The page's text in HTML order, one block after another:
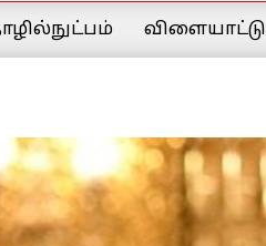
விளையாட்டு